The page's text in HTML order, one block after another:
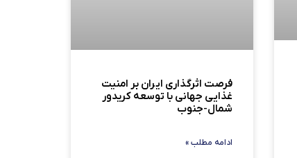
فرصت اثرگذاری ایران بر امنیت
غذایی جهانی با توسعه کریدور
شمال-جنوب
ادامه مطلب »